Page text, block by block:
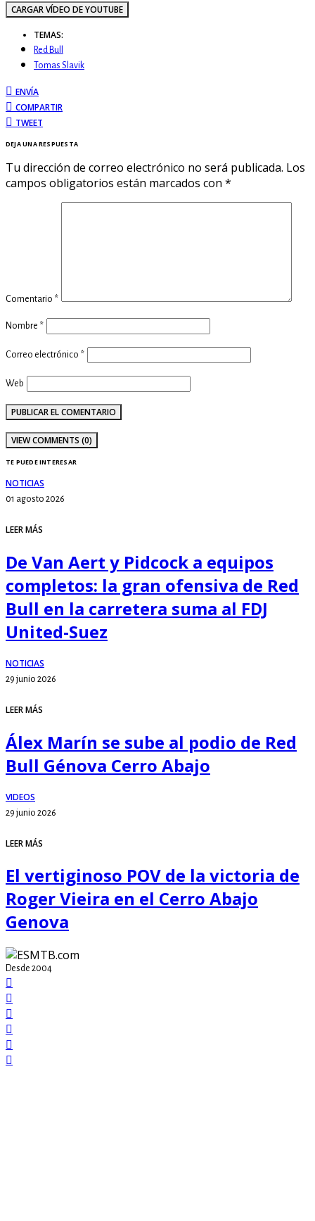
CARGAR VÍDEO DE YOUTUBE
TEMAS:
Red Bull
Tomas Slavik
ENVÍA
COMPARTIR
TWEET
DEJA UNA RESPUESTA
Tu dirección de correo electrónico no será publicada. Los
campos obligatorios están marcados con *
Comentario *
Nombre *
Correo electrónico *
Web
VIEW COMMENTS (0)
TE PUEDE INTERESAR
NOTICIAS
01 agosto 2026
LEER MÁS
De Van Aert y Pidcock a equipos
completos: la gran ofensiva de Red
Bull en la carretera suma al FDJ
United-Suez
NOTICIAS
29 junio 2026
LEER MÁS
Álex Marín se sube al podio de Red
Bull Génova Cerro Abajo
VIDEOS
29 junio 2026
LEER MÁS
El vertiginoso POV de la victoria de
Roger Vieira en el Cerro Abajo
Genova
Desde 2004